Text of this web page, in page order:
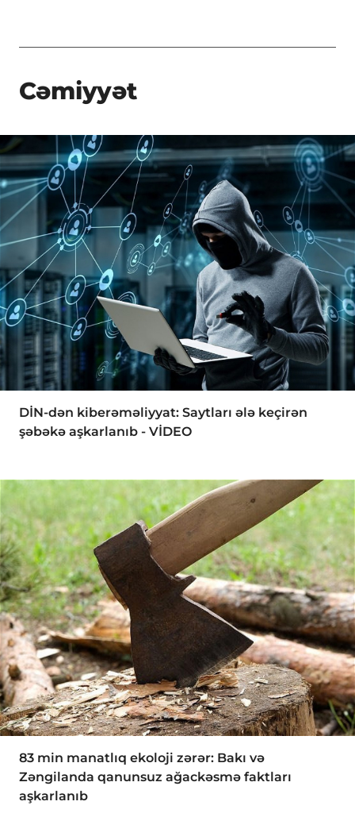
Cəmiyyət
DİN-dən kiberəməliyyat: Saytları ələ keçirən
şəbəkə aşkarlanıb - VİDEO
83 min manatlıq ekoloji zərər: Bakı və
Zəngilanda qanunsuz ağackəsmə faktları
aşkarlanıb